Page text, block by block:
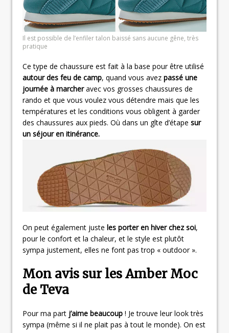
Il est possible de l’enfiler talon baissé sans aucune gêne, très
pratique
Ce type de chaussure est fait à la base pour être utilisé
autour des feu de camp, quand vous avez passé une
journée à marcheravec vos grosses chaussures de
rando et que vous voulez vous détendre mais que les
températures et les conditions vous obligent à garder
des chaussures aux pieds. Où dans un gîte d’étape sur
un séjour en itinérance.
On peut également juste les porter en hiver chez soi,
pour le confort et la chaleur, et le style est plutôt
sympa justement, elles ne font pas trop « outdoor ».
Mon avis sur les Amber Moc
de Teva
Pour ma part j’aime beaucoup ! Je trouve leur look très
sympa (même si il ne plait pas à tout le monde). On est